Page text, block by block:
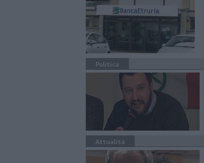
Politica
Attualità